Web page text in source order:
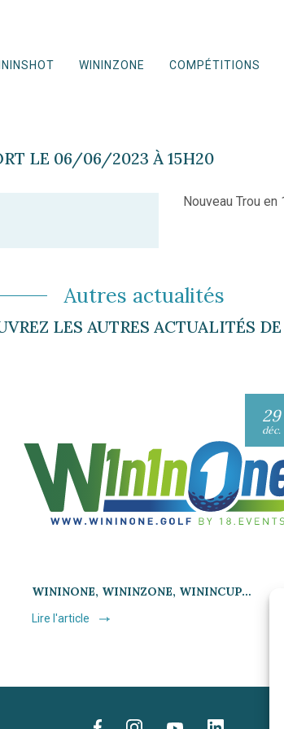
WININZONE COMPÉTITIONS
LE 06/06/2023 À 15H20
Nouveau Trou en
Autres actualités
LES AUTRES ACTUALITÉS DE
29
déc.
WININONE, WININZONE, WININCUP…
Lire l'article